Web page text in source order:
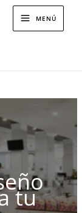
MENÚ
tu